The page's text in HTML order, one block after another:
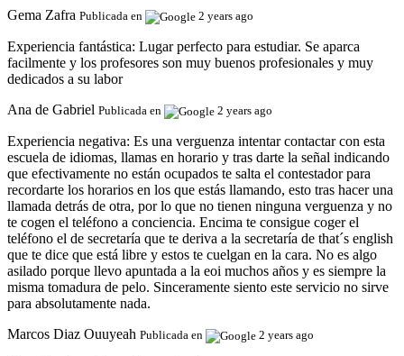
Gema Zafra Publicada en 2 years ago
Experiencia fantástica: Lugar perfecto para estudiar. Se aparca
facilmente y los profesores son muy buenos profesionales y muy
dedicados a su labor
Ana de Gabriel Publicada en 2 years ago
Experiencia negativa: Es una verguenza intentar contactar con esta
escuela de idiomas, llamas en horario y tras darte la señal indicando
que efectivamente no están ocupados te salta el contestador para
recordarte los horarios en los que estás llamando, esto tras hacer una
llamada detrás de otra, por lo que no tienen ninguna verguenza y no
te cogen el teléfono a conciencia. Encima te consigue coger el
teléfono el de secretaría que te deriva a la secretaría de that´s english
que te dice que está libre y estos te cuelgan en la cara. No es algo
asilado porque llevo apuntada a la eoi muchos años y es siempre la
misma tomadura de pelo. Sinceramente siento este servicio no sirve
para absolutamente nada.
Marcos Diaz Ouuyeah Publicada en 2 years ago